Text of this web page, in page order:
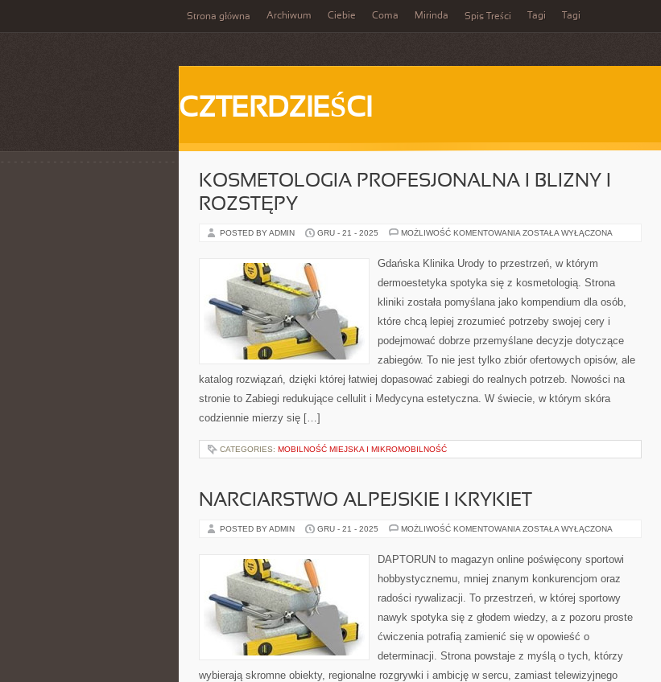
Strona główna Archiwum Ciebie Coma Mirinda Spis Treści Tagi Tagi
CZTERDZIEŚCI
KOSMETOLOGIA PROFESJONALNA I BLIZNY I
ROZSTĘPY
POSTED BY ADMIN GRU - 21 - 2025 MOŻLIWOŚĆ KOMENTOWANIA KOSMETOLOGIA
BLIZNY
I
ZOSTAŁA WYŁĄCZONA
Gdańska Klinika Urody to przestrzeń, w którym
dermoestetyka spotyka się z kosmetologią. Strona
kliniki została pomyślana jako kompendium dla osób,
które chcą lepiej zrozumieć potrzeby swojej cery i
podejmować dobrze przemyślane decyzje dotyczące
zabiegów. To nie jest tylko zbiór ofertowych opisów, ale
katalog rozwiązań, dzięki której łatwiej dopasować zabiegi do realnych potrzeb. Nowości na
stronie to Zabiegi redukujące cellulit i Medycyna estetyczna. W świecie, w którym skóra
codziennie mierzy się […]
CATEGORIES: MOBILNOŚĆ MIEJSKA I MIKROMOBILNOŚĆ
NARCIARSTWO ALPEJSKIE I KRYKIET
POSTED BY ADMIN GRU - 21 - 2025 MOŻLIWOŚĆ KOMENTOWANIA NARCIARSTWO
KRYKIET
ZOSTAŁA WYŁĄCZONA
DAPTORUN to magazyn online poświęcony sportowi
hobbystycznemu, mniej znanym konkurencjom oraz
radości rywalizacji. To przestrzeń, w której sportowy
nawyk spotyka się z głodem wiedzy, a z pozoru proste
ćwiczenia potrafią zamienić się w opowieść o
determinacji. Strona powstaje z myślą o tych, którzy
wybierają skromne obiekty, regionalne rozgrywki i ambicję w sercu, zamiast telewizyjnego